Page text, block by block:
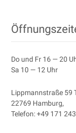
Do und Fr 16 — 20
Sa 10 — 12 Uhr
Lipp­mannstraße 59
22769 Ham­burg,
Tele­fon:+49 171